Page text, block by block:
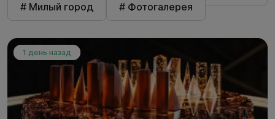
# Милый город
# Фотогалерея
1 день назад